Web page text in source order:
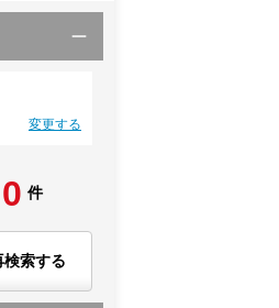
変更する
0 件
検索する